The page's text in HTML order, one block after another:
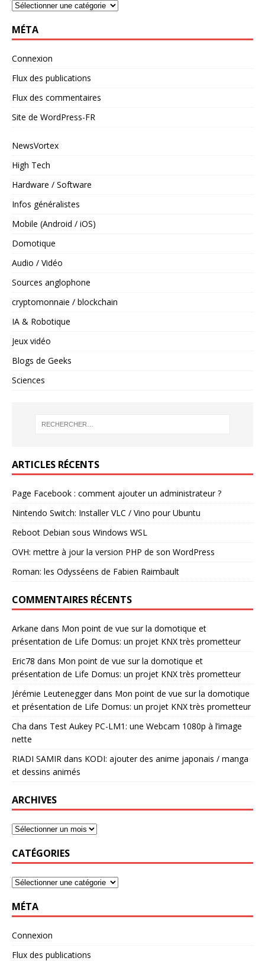
MÉTA
Connexion
Flux des publications
Flux des commentaires
Site de WordPress-FR
NewsVortex
High Tech
Hardware / Software
Infos généralistes
Mobile (Android / iOS)
Domotique
Audio / Vidéo
Sources anglophone
cryptomonnaie / blockchain
IA & Robotique
Jeux vidéo
Blogs de Geeks
Sciences
ARTICLES RÉCENTS
Page Facebook : comment ajouter un administrateur ?
Nintendo Switch: Installer VLC / Vino pour Ubuntu
Reboot Debian sous Windows WSL
OVH: mettre à jour la version PHP de son WordPress
Roman: les Odysséens de Fabien Raimbault
COMMENTAIRES RÉCENTS
Arkane dans Mon point de vue sur la domotique et
présentation de Life Domus: un projet KNX très prometteur
Eric78 dans Mon point de vue sur la domotique et
présentation de Life Domus: un projet KNX très prometteur
Jérémie Leuteneggerdans Mon point de vue sur la domotique
et présentation de Life Domus: un projet KNX très prometteur
Cha dans Test Aukey PC-LM1: une Webcam 1080p à l’image
nette
RIADI SAMIR dans KODI: ajouter des anime japonais / manga
et dessins animés
ARCHIVES
CATÉGORIES
MÉTA
Connexion
Flux des publications